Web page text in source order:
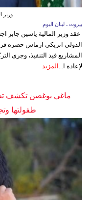
وزير
بيروت ـ لبنان اليوم
عقد وزير المالية ياسين جابر
الدولي انريكي ارماس حضره
لإعادة ا... المزيد
ماغي بوغصن تكشف
طفولتها